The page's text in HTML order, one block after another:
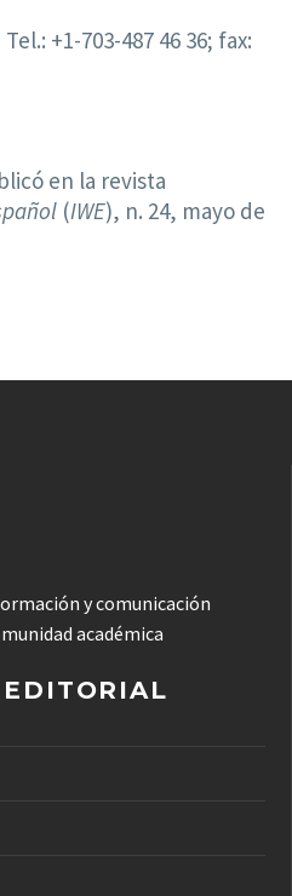
Tel.: +1-703-487 46 36; fax:
en la revista
(IWE), n. 24, mayo de
y comunicación
académica